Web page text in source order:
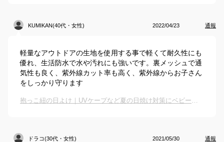
KUMIKAN(40代・女性) 2022/04/23 通報
軽量なアウトドアの生地を使用する事で軽くて耐久性にも
優れ、生活防水で水や汚れにも強いです。裏メッシュで通
気性も良く、紫外線カット率も高く、紫外線からお子さん
をしっかり守ります
抱っこ紐の日よけ｜UVケープなど夏の日焼け対策にベビー用カバーのおすすめは？
ドラコ(30代・女性) 2021/05/30 通報